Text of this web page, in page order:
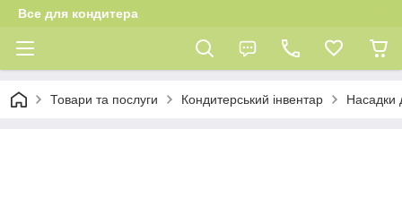
Все для кондитера
Товари та послуги Кондитерський інвентар Насадки